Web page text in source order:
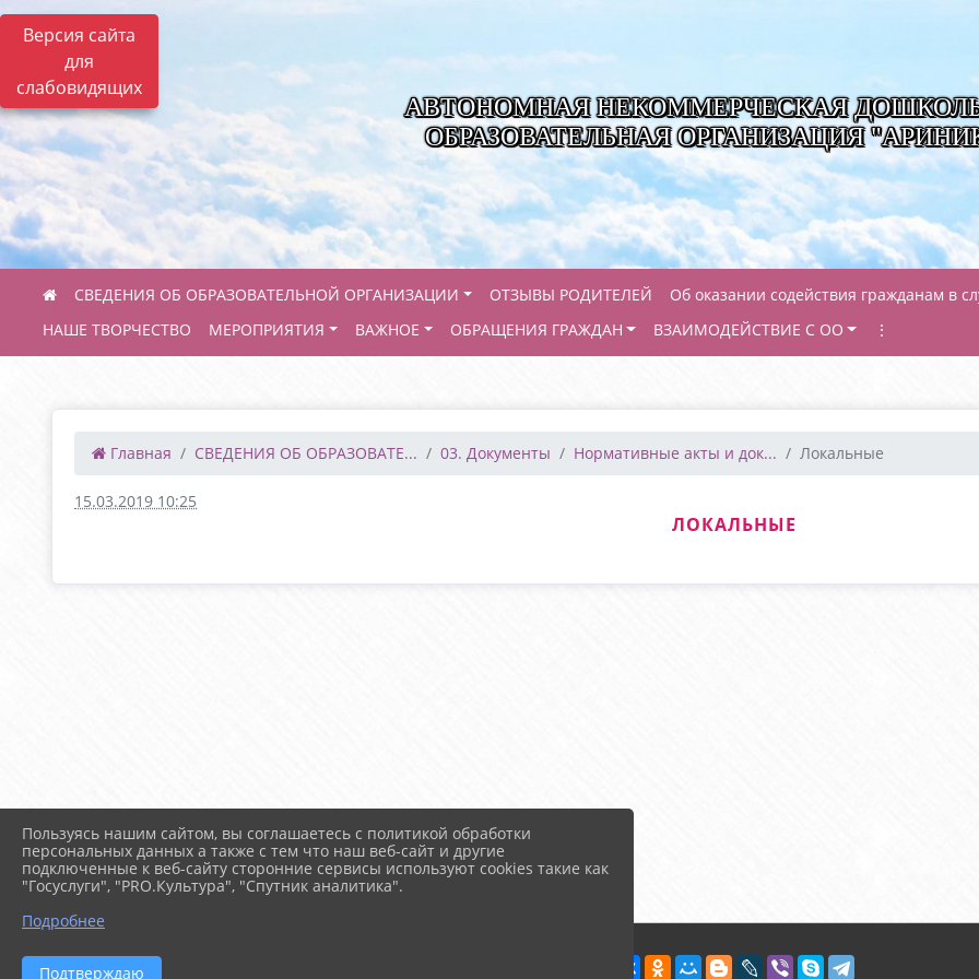
Версия сайта
для
слабовидящих
АВТОНОМНАЯ НЕКОММЕРЧЕСКАЯ
ОБРАЗОВАТЕЛЬНАЯ ОРГАНИЗАЦИЯ
СВЕДЕНИЯ ОБ ОБРАЗОВАТЕЛЬНОЙ ОРГАНИЗАЦИИ ОТЗЫВЫ РОДИТЕЛЕЙ
Об оказании содействия гражданам в
НАШЕ ТВОРЧЕСТВО
МЕРОПРИЯТИЯ ВАЖНОЕ ОБРАЩЕНИЯ ГРАЖДАН ВЗАИМОДЕЙСТВИЕ С ОО ⋮
Главная СВЕДЕНИЯ ОБ ОБРАЗОВАТЕ... 03. Документы Нормативные акты и док... Локальные
15.03.2019 10:25
ЛОКАЛЬНЫЕ
Пользуясь нашим сайтом, вы соглашаетесь с политикой обработки
персональных данных а также с тем что наш веб-сайт и другие
подключенные к веб-сайту сторонние сервисы используют cookies такие как
"Госуслуги", "PRO.Культура", "Спутник аналитика".
Подробнее
Подтверждаю